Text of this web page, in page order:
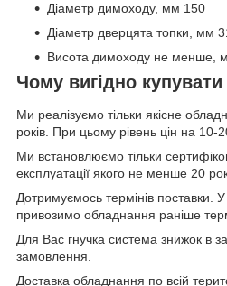
Діаметр димоходу, мм 150
Діаметр дверцята топки, мм
Висота димоходу не менше,
Чому вигідно
Ми реалізуємо тільки якісне
років. При цьому рівень цін на 10-
Ми встановлюємо тільки
експлуатації якого не менше 20
Дотримуємось термінів поставки.
привозимо обладнання раніше
Для Вас гнучка система знижок в
замовлення.
Доставка обладнання по всій